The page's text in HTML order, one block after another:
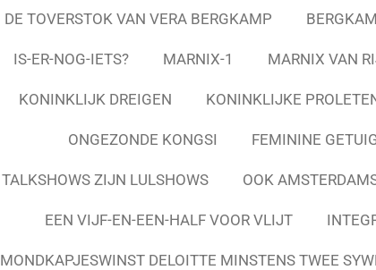
DE TOVERSTOK VAN VERA BERGKAMP
IS-ER-NOG-IETS? MARNIX-1 MARNIX VAN
KONINKLIJK DREIGEN KONINKLIJKE
ONGEZONDE KONGSI FEMININE
TALKSHOWS ZIJN LULSHOWS OOK
EEN VIJF-EN-EEN-HALF VOOR VLIJT
MONDKAPJESWINST DELOITTE MINSTENS TWEE